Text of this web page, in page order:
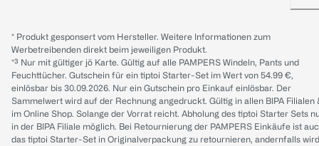
* Produkt gesponsert vom Hersteller. Weitere Informationen zum
Werbetreibenden direkt beim jeweiligen Produkt.
*³ Nur mit gültiger jö Karte. Gültig auf alle PAMPERS Windeln, Pants und
Feuchttücher. Gutschein für ein tiptoi Starter-Set im Wert von 54.99 €,
einlösbar bis 30.09.2026. Nur ein Gutschein pro Einkauf einlösbar. Der
Sammelwert wird auf der Rechnung angedruckt. Gültig in allen BIPA Filialen
im Online Shop. Solange der Vorrat reicht. Abholung des tiptoi Starter Sets
in der BIPA Filiale möglich. Bei Retournierung der PAMPERS Einkäufe ist
das tiptoi Starter-Set in Originalverpackung zu retournieren, andernfalls wird